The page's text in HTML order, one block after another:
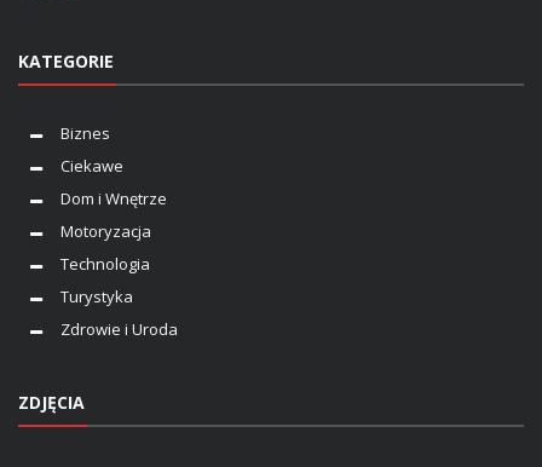
KATEGORIE
Biznes
Ciekawe
Dom i Wnętrze
Motoryzacja
Technologia
Turystyka
Zdrowie i Uroda
ZDJĘCIA